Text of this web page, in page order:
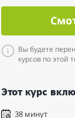
Вы будете
курсов по этой
Этот курс
38 минут